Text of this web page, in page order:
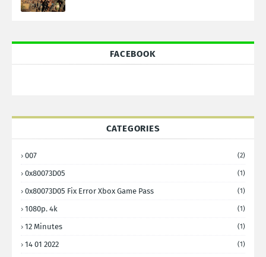
FACEBOOK
CATEGORIES
007 (2)
0x80073D05 (1)
0x80073D05 Fix Error Xbox Game Pass (1)
1080p. 4k (1)
12 Minutes (1)
14 01 2022 (1)